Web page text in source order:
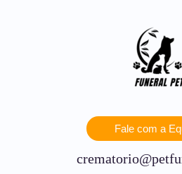
Fale com a